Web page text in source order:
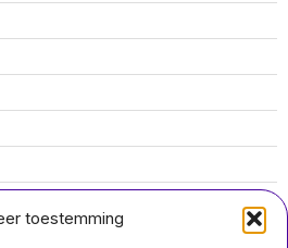
toestemming